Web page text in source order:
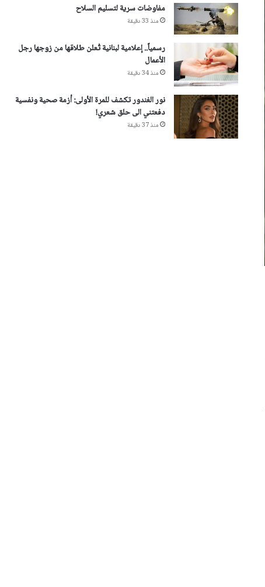
مفاوضات سرية لتسليم السلاح
منذ 33 دقيقة
رسمياً.. إعلامية لبنانية تُعلن طلاقها من زوجها رجل
الأعمال
منذ 34 دقيقة
نور الغندور تكشف للمرة الأولى: أزمة صحية ونفسية
دفعتني الى حلق شعري!
منذ 37 دقيقة